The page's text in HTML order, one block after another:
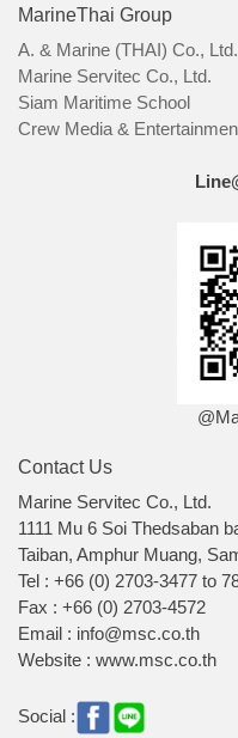
MarineThai Group
A. & Marine (THAI) Co., Ltd.
Marine Servitec Co., Ltd.
Siam Maritime School
Crew Media &
Contact Us
Marine Servitec Co., Ltd.
1111 Mu 6 Soi Thedsaban
Taiban, Amphur Muang,
Tel : +66 (0) 2703-3477 to
Fax : +66 (0) 2703-4572
Email : info@msc.co.th
Website : www.msc.co.th
Social :